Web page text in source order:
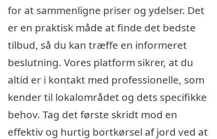
for at sammenligne priser og ydelser. Det
er en praktisk måde at finde det bedste
tilbud, så du kan træffe en informeret
beslutning. Vores platform sikrer, at du
altid er i kontakt med professionelle, som
kender til lokalområdet og dets specifikke
behov. Tag det første skridt mod en
effektiv og hurtig bortkørsel af jord ved at